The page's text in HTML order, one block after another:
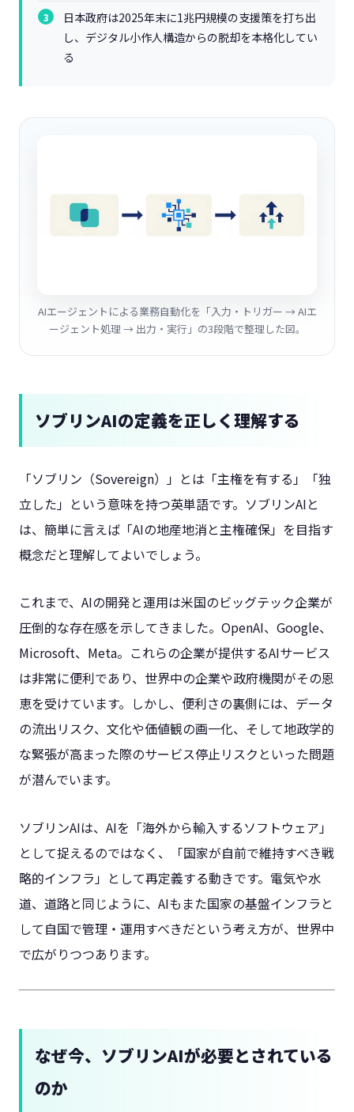
日本政府は2025年末に1兆円規模の支援策を打ち出
し、デジタル小作人構造からの脱却を本格化してい
る
AIエージェントによる業務自動化を「入力・トリガー → AIエ
ージェント処理 → 出力・実行」の3段階で整理した図。
ソブリンAIの定義を正しく理解する
「ソブリン（Sovereign）」とは「主権を有する」「独
立した」という意味を持つ英単語です。ソブリンAIと
は、簡単に言えば「AIの地産地消と主権確保」を目指す
概念だと理解してよいでしょう。
これまで、AIの開発と運用は米国のビッグテック企業が
圧倒的な存在感を示してきました。OpenAI、Google、
Microsoft、Meta。これらの企業が提供するAIサービス
は非常に便利であり、世界中の企業や政府機関がその恩
恵を受けています。しかし、便利さの裏側には、データ
の流出リスク、文化や価値観の画一化、そして地政学的
な緊張が高まった際のサービス停止リスクといった問題
が潜んでいます。
ソブリンAIは、AIを「海外から輸入するソフトウェア」
として捉えるのではなく、「国家が自前で維持すべき戦
略的インフラ」として再定義する動きです。電気や水
道、道路と同じように、AIもまた国家の基盤インフラと
して自国で管理・運用すべきだという考え方が、世界中
で広がりつつあります。
なぜ今、ソブリンAIが必要とされている
のか